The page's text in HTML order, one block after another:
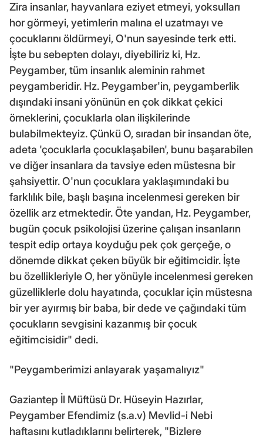
Zira insanlar, hayvanlara eziyet etmeyi, yoksulları
hor görmeyi, yetimlerin malına el uzatmayı ve
çocuklarını öldürmeyi, O'nun sayesinde terk etti.
İşte bu sebepten dolayı, diyebiliriz ki, Hz.
Peygamber, tüm insanlık aleminin rahmet
peygamberidir. Hz. Peygamber'in, peygamberlik
dışındaki insani yönünün en çok dikkat çekici
örneklerini, çocuklarla olan ilişkilerinde
bulabilmekteyiz. Çünkü O, sıradan bir insandan öte,
adeta 'çocuklarla çocuklaşabilen', bunu başarabilen
ve diğer insanlara da tavsiye eden müstesna bir
şahsiyettir. O'nun çocuklara yaklaşımındaki bu
farklılık bile, başlı başına incelenmesi gereken bir
özellik arz etmektedir. Öte yandan, Hz. Peygamber,
bugün çocuk psikolojisi üzerine çalışan insanların
tespit edip ortaya koyduğu pek çok gerçeğe, o
dönemde dikkat çeken büyük bir eğitimcidir. İşte
bu özellikleriyle O, her yönüyle incelenmesi gereken
güzelliklerle dolu hayatında, çocuklar için müstesna
bir yer ayırmış bir baba, bir dede ve çağındaki tüm
çocukların sevgisini kazanmış bir çocuk
eğitimcisidir" dedi.
"Peygamberimizi anlayarak yaşamalıyız"
Gaziantep İl Müftüsü Dr. Hüseyin Hazırlar,
Peygamber Efendimiz (s.a.v) Mevlid-i Nebi
haftasını kutladıklarını belirterek, "Bizlere